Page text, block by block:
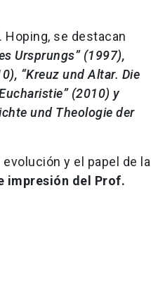
Hoping, se destacan
Ursprungs” (1997),
“Kreuz und Altar. Die
(2010) y
und Theologie der
y el papel de la
impresión del Prof.